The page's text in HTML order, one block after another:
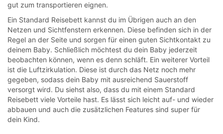
gut zum transportieren eignen.
Ein Standard Reisebett kannst du im Übrigen auch an den
Netzen und Sichtfenstern erkennen. Diese befinden sich in der
Regel an der Seite und sorgen für einen guten Sichtkontakt zu
deinem Baby. Schließlich möchtest du dein Baby jederzeit
beobachten können, wenn es denn schläft. Ein weiterer Vorteil
ist die Luftzirkulation. Diese ist durch das Netz noch mehr
gegeben, sodass dein Baby mit ausreichend Sauerstoff
versorgt wird. Du siehst also, dass du mit einem Standard
Reisebett viele Vorteile hast. Es lässt sich leicht auf- und wieder
abbauen und auch die zusätzlichen Features sind super für
dein Kind.